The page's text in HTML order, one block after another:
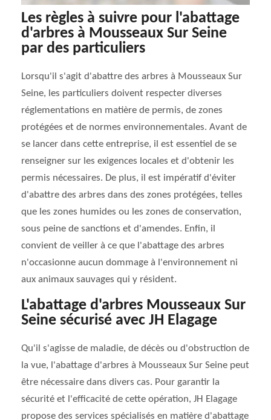
Les règles à suivre pour l'abattage
d'arbres à Mousseaux Sur Seine
par des particuliers
Lorsqu'il s'agit d'abattre des arbres à Mousseaux Sur
Seine, les particuliers doivent respecter diverses
réglementations en matière de permis, de zones
protégées et de normes environnementales. Avant de
se lancer dans cette entreprise, il est essentiel de se
renseigner sur les exigences locales et d'obtenir les
permis nécessaires. De plus, il est impératif d'éviter
d'abattre des arbres dans des zones protégées, telles
que les zones humides ou les zones de conservation,
sous peine de sanctions et d'amendes. Enfin, il
convient de veiller à ce que l'abattage des arbres
n'occasionne aucun dommage à l'environnement ni
aux animaux sauvages qui y résident.
L'abattage d'arbres Mousseaux Sur
Seine sécurisé avec JH Elagage
Qu'il s'agisse de maladie, de décès ou d'obstruction de
la vue, l'abattage d'arbres à Mousseaux Sur Seine peut
être nécessaire dans divers cas. Pour garantir la
sécurité et l'efficacité de cette opération, JH Elagage
propose des services spécialisés en matière d'abattage